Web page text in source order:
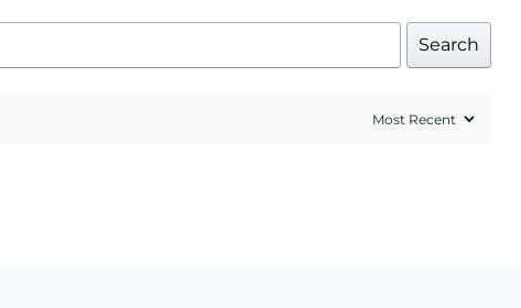
Search